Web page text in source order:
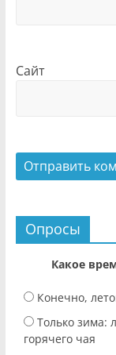
Сайт
Опросы
Какое
Конечно,
Только зима:
горячего чая